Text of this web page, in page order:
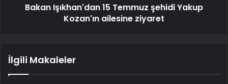
Bakan Işıkhan'dan 15 Temmuz şehidi Yakup
Kozan'ın ailesine ziyaret
İlgili Makaleler